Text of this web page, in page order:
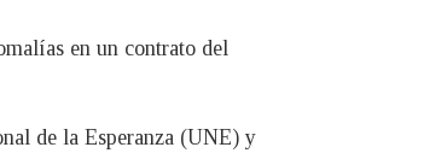
en un contrato del
de la Esperanza (UNE) y